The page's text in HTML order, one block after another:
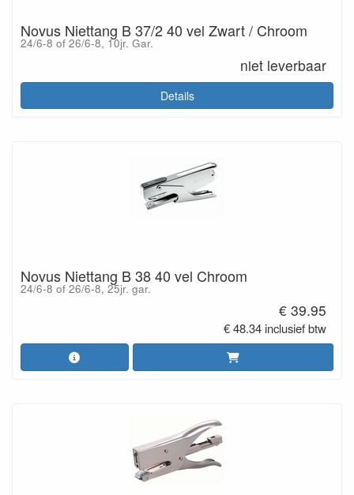
Novus Niettang B 37/2 40 vel Zwart / Chroom
24/6-8 of 26/6-8, 10jr. Gar.
niet leverbaar
Details
Novus Niettang B 38 40 vel Chroom
24/6-8 of 26/6-8, 25jr. gar.
€ 39.95
€ 48.34 inclusief btw